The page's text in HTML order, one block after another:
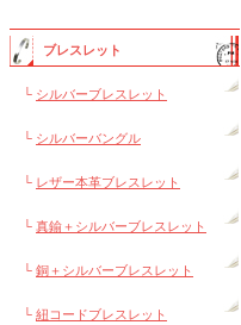
ブレスレット
└ シルバーブレスレット
└ シルバーバングル
└ レザー本革ブレスレット
└ 真鍮＋シルバーブレスレット
└ 銅＋シルバーブレスレット
└ 紐コードブレスレット